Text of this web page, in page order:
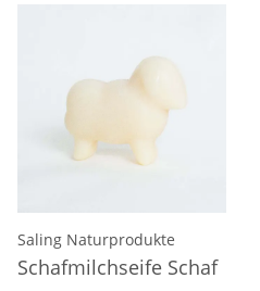
Saling Naturprodukte
Schafmilchseife Schaf